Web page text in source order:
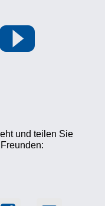
und teilen Sie